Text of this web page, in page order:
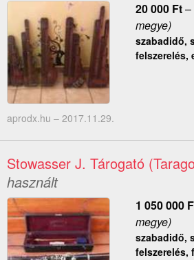
20 000 Ft–
megye)
szabadidő,
felszerelés,
aprodx.hu – 2017.11.29.
Stowasser J. Tárogató
használt
1 050 000
megye)
szabadidő,
felszerelés,